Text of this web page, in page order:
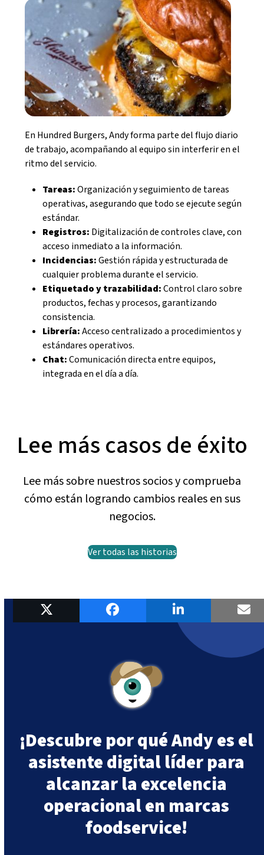
En Hundred Burgers, Andy forma parte del flujo diario
de trabajo, acompañando al equipo sin interferir en el
ritmo del servicio.
Tareas:Organización y seguimiento de tareas
operativas, asegurando que todo se ejecute según
estándar.
Registros: Digitalización de controles clave, con
acceso inmediato a la información.
Incidencias:Gestión rápida y estructurada de
cualquier problema durante el servicio.
Etiquetado y trazabilidad:Control claro sobre
productos, fechas y procesos, garantizando
consistencia.
Librería:Acceso centralizado a procedimientos y
estándares operativos.
Chat:Comunicación directa entre equipos,
integrada en el día a día.
Lee más casos de éxito
Lee más sobre nuestros socios y comprueba
cómo están logrando cambios reales en sus
negocios.
Ver todas las historias
¡Descubre por qué Andy es el
asistente digital líder para
alcanzar la excelencia
operacional en marcas
foodservice!